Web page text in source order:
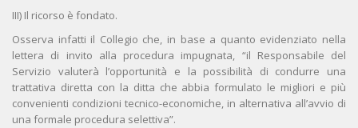
III) Il ricorso è fondato.
Osserva infatti il Collegio che, in base a quanto evidenziato nella
lettera di invito alla procedura impugnata, “il Responsabile del
Servizio valuterà l’opportunità e la possibilità di condurre una
trattativa diretta con la ditta che abbia formulato le migliori e più
convenienti condizioni tecnico-economiche, in alternativa all’avvio di
una formale procedura selettiva”.